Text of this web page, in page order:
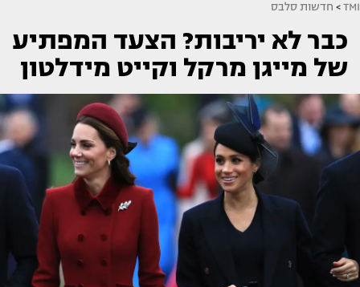
TMI
> חדשות סלבס
כבר לא יריבות? הצעד המפתיע
של מייגן מרקל וקייט מידלטון